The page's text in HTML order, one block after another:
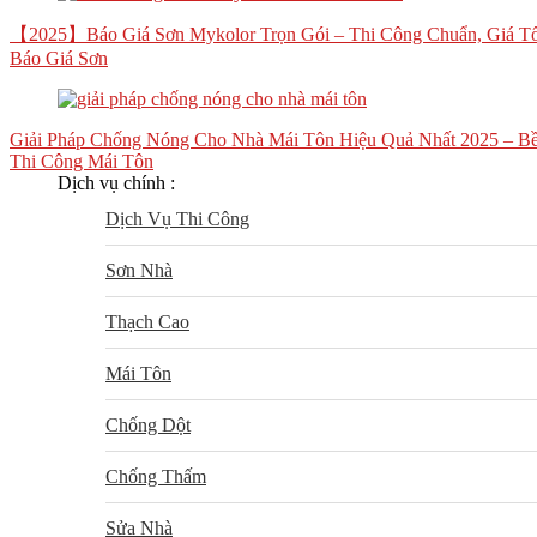
【2025】Báo Giá Sơn Mykolor Trọn Gói – Thi Công Chuẩn, Giá
Báo Giá Sơn
Giải Pháp Chống Nóng Cho Nhà Mái Tôn Hiệu Quả Nhất 2025 –
Thi Công Mái Tôn
Dịch vụ chính :
Dịch Vụ Thi Công
Sơn Nhà
Thạch Cao
Mái Tôn
Chống Dột
Chống Thấm
Sửa Nhà